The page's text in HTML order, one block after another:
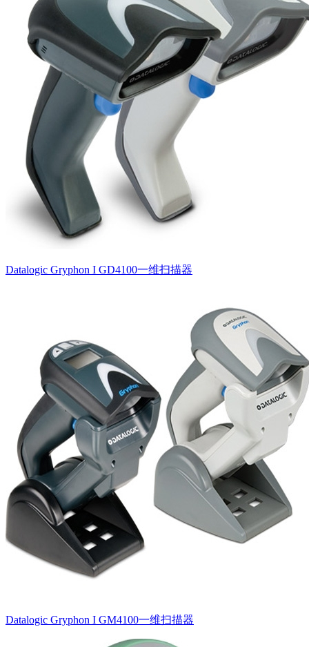
Datalogic Gryphon I GD4100一维扫描器
Datalogic Gryphon I GM4100一维扫描器